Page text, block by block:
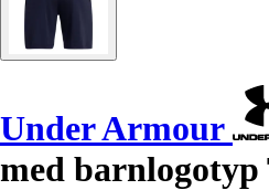
Under Armour
med